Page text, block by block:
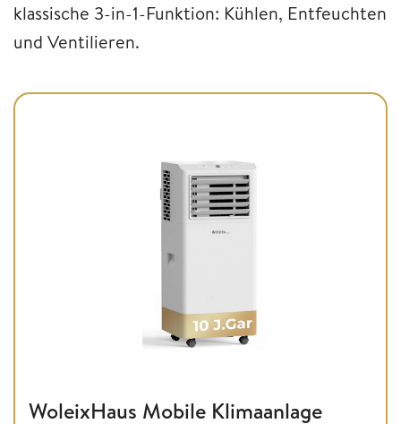
klassische 3-in-1-Funktion: Kühlen, Entfeuchten
und Ventilieren.
WoleixHaus Mobile Klimaanlage